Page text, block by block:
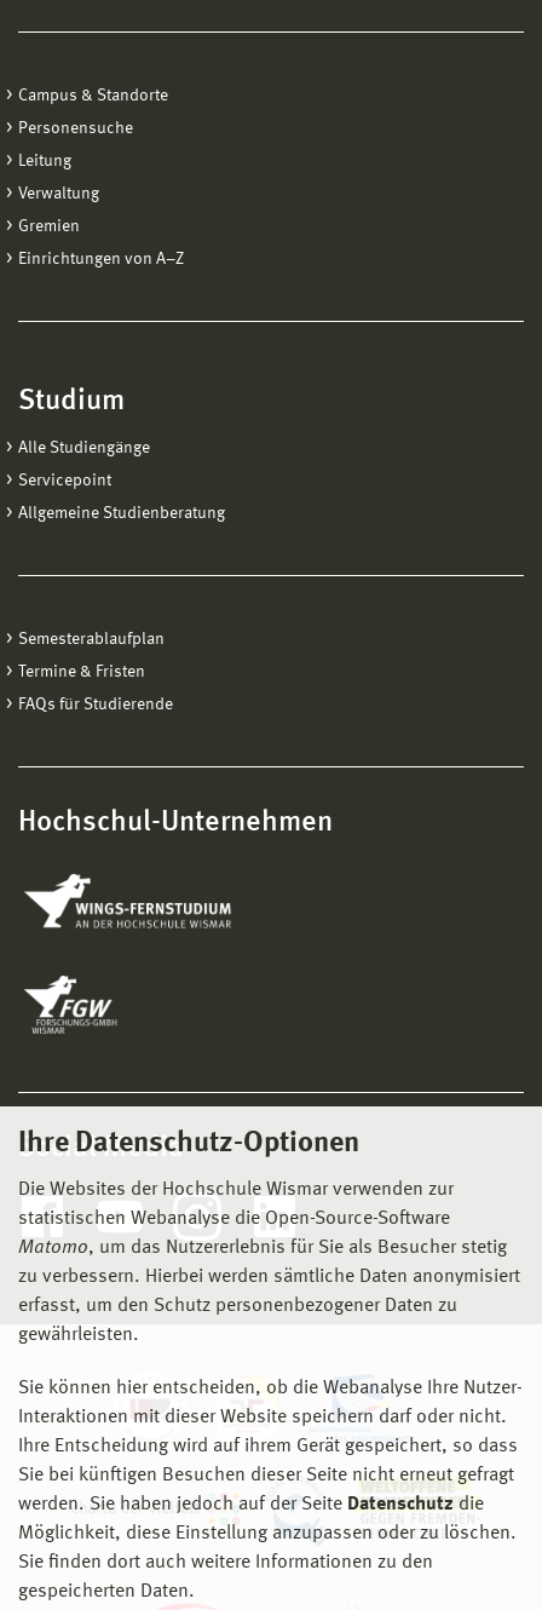
Ihre Datenschutz-Optionen
Die Websites der Hochschule Wismar verwenden zur
statistischen Webanalyse die Open-Source-Software
Matomo, um das Nutzererlebnis für Sie als Besucher stetig
zu verbessern. Hierbei werden sämtliche Daten anonymisiert
erfasst, um den Schutz personenbezogener Daten zu
gewährleisten.
Sie können hier entscheiden, ob die Webanalyse Ihre Nutzer-
Interaktionen mit dieser Website speichern darf oder nicht.
Ihre Entscheidung wird auf ihrem Gerät gespeichert, so dass
Sie bei künftigen Besuchen dieser Seite nicht erneut gefragt
werden. Sie haben jedoch auf der Seite Datenschutz die
Möglichkeit, diese Einstellung anzupassen oder zu löschen.
Sie finden dort auch weitere Informationen zu den
gespeicherten Daten.
Campus & Standorte
Personensuche
Leitung
Verwaltung
Gremien
Einrichtungen von A−Z
Studium
Alle Studiengänge
Servicepoint
Allgemeine Studienberatung
Semesterablaufplan
Termine & Fristen
FAQs für Studierende
Hochschul-Unternehmen
Social Media